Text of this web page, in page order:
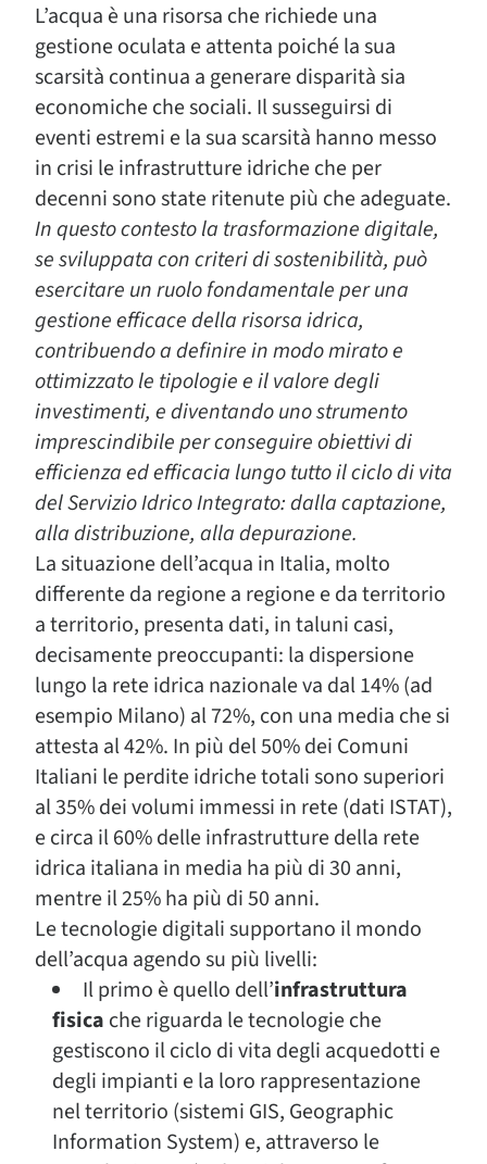
L’acqua è una risorsa che richiede una
gestione oculata e attenta poiché la sua
scarsità continua a generare disparità sia
economiche che sociali. Il susseguirsi di
eventi estremi e la sua scarsità hanno messo
in crisi le infrastrutture idriche che per
decenni sono state ritenute più che adeguate.
In questo contesto la trasformazione digitale,
se sviluppata con criteri di sostenibilità, può
esercitare un ruolo fondamentale per una
gestione efficace della risorsa idrica,
contribuendo a definire in modo mirato e
ottimizzato le tipologie e il valore degli
investimenti, e diventando uno strumento
imprescindibile per conseguire obiettivi di
efficienza ed efficacia lungo tutto il ciclo di vita
del Servizio Idrico Integrato: dalla captazione,
alla distribuzione, alla depurazione.
La situazione dell’acqua in Italia, molto
differente da regione a regione e da territorio
a territorio, presenta dati, in taluni casi,
decisamente preoccupanti: la dispersione
lungo la rete idrica nazionale va dal 14% (ad
esempio Milano) al 72%, con una media che si
attesta al 42%. In più del 50% dei Comuni
Italiani le perdite idriche totali sono superiori
al 35% dei volumi immessi in rete (dati ISTAT),
e circa il 60% delle infrastrutture della rete
idrica italiana in media ha più di 30 anni,
mentre il 25% ha più di 50 anni.
Le tecnologie digitali supportano il mondo
dell’acqua agendo su più livelli:
Il primo è quello dell’infrastruttura
fisica che riguarda le tecnologie che
gestiscono il ciclo di vita degli acquedotti e
degli impianti e la loro rappresentazione
nel territorio (sistemi GIS, Geographic
Information System) e, attraverso le